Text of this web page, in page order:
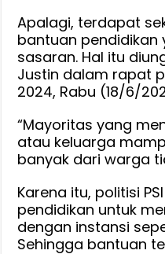
Apalagi, terdapat
bantuan
sasaran. Hal itu
Justin dalam rapat
2024, Rabu (18/6/
“Mayoritas yang
atau keluarga
banyak dari warga
Karena itu, politisi
pendidikan untuk
dengan instansi
Sehingga bantuan